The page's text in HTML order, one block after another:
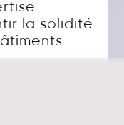
la solidité